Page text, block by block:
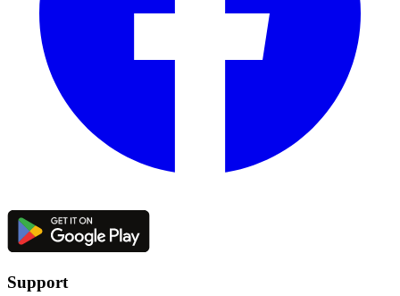
Support